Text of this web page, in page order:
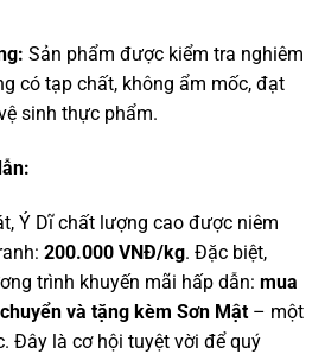
Sản phẩm được kiểm tra nghiêm
có tạp chất, không ẩm mốc, đạt
sinh thực phẩm.
Ý Dĩ chất lượng cao được niêm
200.000 VNĐ/kg. Đặc biệt,
trình khuyến mãi hấp dẫn: mua
và tặng kèm Sơn Mật – một
Đây là cơ hội tuyệt vời để quý